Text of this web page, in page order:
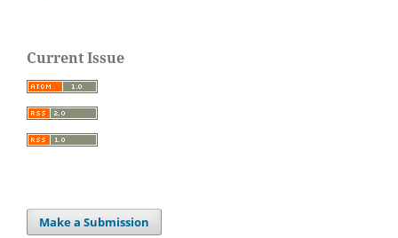
Current Issue
Make a Submission